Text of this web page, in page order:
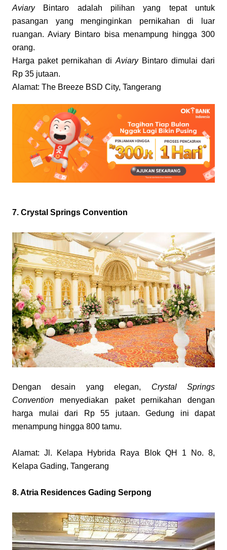
Aviary Bintaro adalah pilihan yang tepat untuk
pasangan yang menginginkan pernikahan di luar
ruangan. Aviary Bintaro bisa menampung hingga 300
orang.
Harga paket pernikahan di Aviary Bintaro dimulai dari
Rp 35 jutaan.
Alamat: The Breeze BSD City, Tangerang
7. Crystal Springs Convention
Dengan desain yang elegan, Crystal Springs
Convention menyediakan paket pernikahan dengan
harga mulai dari Rp 55 jutaan. Gedung ini dapat
menampung hingga 800 tamu.
Alamat: Jl. Kelapa Hybrida Raya Blok QH 1 No. 8,
Kelapa Gading, Tangerang
8. Atria Residences Gading Serpong